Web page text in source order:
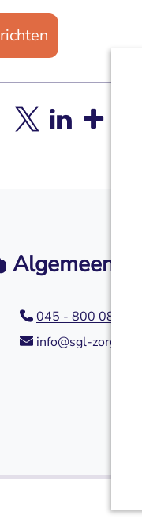
Algemeen
045 - 800 0800
info@sgl-zorg.nl